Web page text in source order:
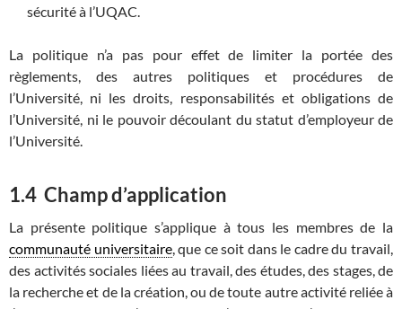
sécurité à l’UQAC.
La politique n’a pas pour effet de limiter la portée des
règlements, des autres politiques et procédures de
l’Université, ni les droits, responsabilités et obligations de
l’Université, ni le pouvoir découlant du statut d’employeur de
l’Université.
1.4 Champ d’application
La présente politique s’applique à tous les membres de la
communauté universitaire, que ce soit dans le cadre du travail,
des activités sociales liées au travail, des études, des stages, de
la recherche et de la création, ou de toute autre activité reliée à